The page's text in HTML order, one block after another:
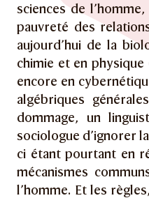
sciences de
pauvreté des
aujourd’hui de la
chimie et en
encore en
algébriques
dommage, un
sociologue d’ignorer
ci étant pourtant en
mécanismes
l’homme. Et les